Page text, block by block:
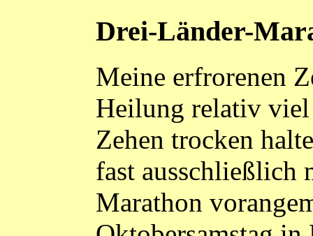
Drei-Länder-
Meine erfrorenen
Heilung relativ viel
Zehen trocken
fast ausschließlich
Marathon